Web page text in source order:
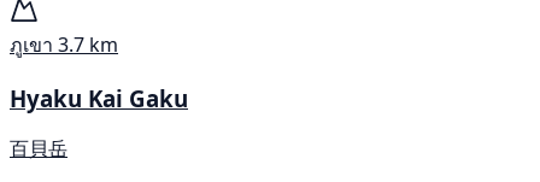
ภูเขา 3.7 km
Hyaku Kai Gaku
百貝岳